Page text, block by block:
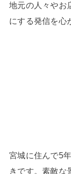
地元の人々やお
にする発信を心
宮城に住んで5
きです。素敵な